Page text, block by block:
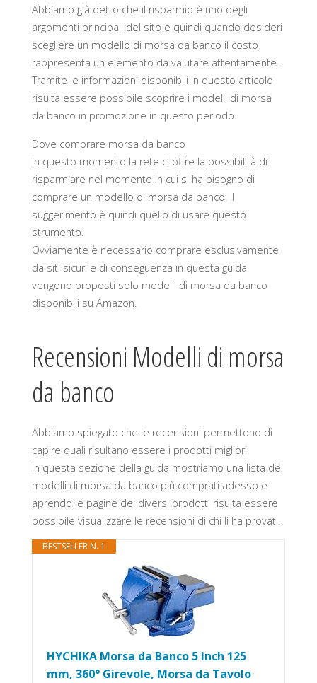
Abbiamo già detto che il risparmio è uno degli
argomenti principali del sito e quindi quando desideri
scegliere un modello di morsa da banco il costo
rappresenta un elemento da valutare attentamente.
Tramite le informazioni disponibili in questo articolo
risulta essere possibile scoprire i modelli di morsa
da banco in promozione in questo periodo.
Dove comprare morsa da banco
In questo momento la rete ci offre la possibilità di
risparmiare nel momento in cui si ha bisogno di
comprare un modello di morsa da banco. Il
suggerimento è quindi quello di usare questo
strumento.
Ovviamente è necessario comprare esclusivamente
da siti sicuri e di conseguenza in questa guida
vengono proposti solo modelli di morsa da banco
disponibili su Amazon.
Recensioni Modelli di morsa
da banco
Abbiamo spiegato che le recensioni permettono di
capire quali risultano essere i prodotti migliori.
In questa sezione della guida mostriamo una lista dei
modelli di morsa da banco più comprati adesso e
aprendo le pagine dei diversi prodotti risulta essere
possibile visualizzare le recensioni di chi li ha provati.
BESTSELLER N. 1
HYCHIKA Morsa da Banco 5 Inch 125
mm, 360° Girevole, Morsa da Tavolo